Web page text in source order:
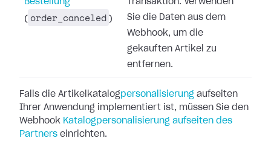
Bestellung
( order_canceled )
Transaktion. Verwenden
Sie die Daten aus dem
Webhook, um die
gekauften Artikel zu
entfernen.
Falls die Artikelkatalog personalisierung aufseiten
Ihrer Anwendung
implementiert ist, müssen Sie den
Webhook Katalogpersonalisierung aufseiten des
Partners einrichten.